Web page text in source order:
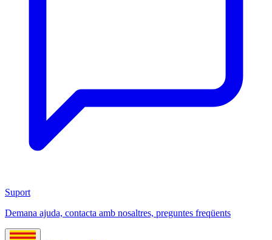
Suport
Demana ajuda, contacta amb nosaltres, preguntes freqüents